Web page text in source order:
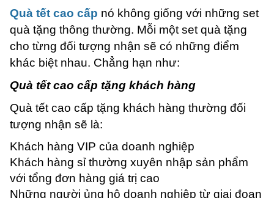
Quà tết cao cấp nó không giống với những set
quà tặng thông thường. Mỗi một set quà tặng
cho từng đối tượng nhận sẽ có những điểm
khác biệt nhau. Chẳng hạn như:
Quà tết cao cấp tặng khách hàng
Quà tết cao cấp tặng khách hàng thường đối
tượng nhận sẽ là:
Khách hàng VIP của doanh nghiệp
Khách hàng sỉ thường xuyên nhập sản phẩm
với tổng đơn hàng giá trị cao
Những người ủng hộ doanh nghiệp từ giai đoạn